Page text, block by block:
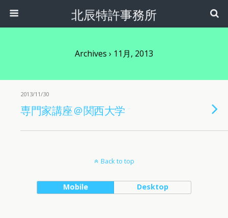
北辰特許事務所
Archives › 11月, 2013
2013/11/30
専門家講座＠関西大学
Back to top
Mobile Desktop